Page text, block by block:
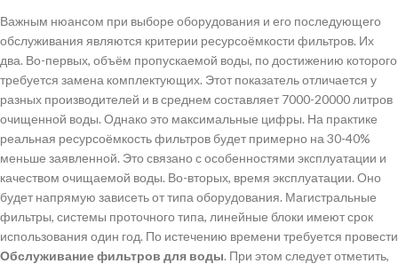
Важным нюансом при выборе оборудования и его последующего
обслуживания являются критерии ресурсоёмкости фильтров. Их
два. Во-первых, объём пропускаемой воды, по достижению которого
требуется замена комплектующих. Этот показатель отличается у
разных производителей и в среднем составляет 7000-20000 литров
очищенной воды. Однако это максимальные цифры. На практике
реальная ресурсоёмкость фильтров будет примерно на 30-40%
меньше заявленной. Это связано с особенностями эксплуатации и
качеством очищаемой воды. Во-вторых, время эксплуатации. Оно
будет напрямую зависеть от типа оборудования. Магистральные
фильтры, системы проточного типа, линейные блоки имеют срок
использования один год. По истечению времени требуется провести
Обслуживание фильтров для воды. При этом следует отметить,